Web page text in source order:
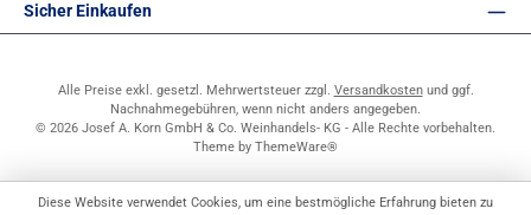
Sicher Einkaufen
Alle Preise exkl. gesetzl. Mehrwertsteuer zzgl. Versandkostenund ggf.
Nachnahmegebühren, wenn nicht anders angegeben.
© 2026 Josef A. Korn GmbH & Co. Weinhandels- KG - Alle Rechte vorbehalten.
Theme by ThemeWare®
Diese Website verwendet Cookies, um eine bestmögliche Erfahrung bieten zu